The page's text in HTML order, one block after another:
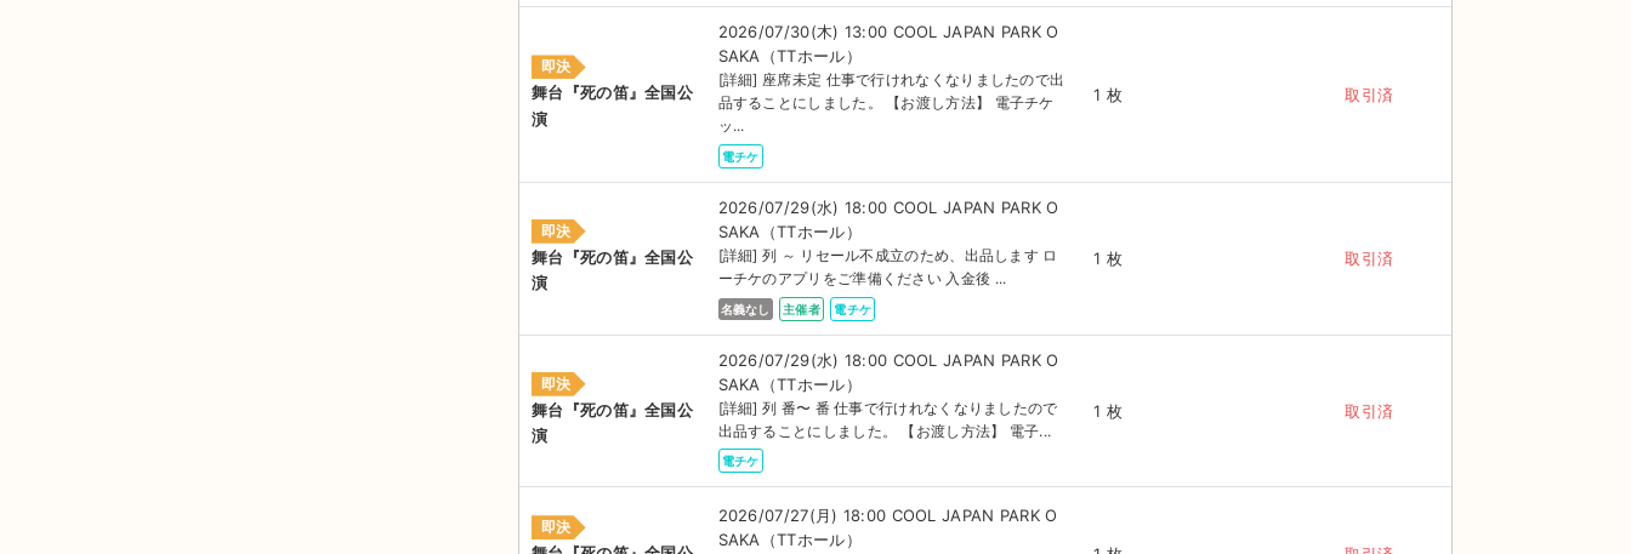
即決
舞台『死の笛』全国公
演
2026/07/30(木) 13:00 COOL JAPAN PARK O
SAKA（TTホール）
[詳細] 座席未定 仕事で行けれなくなりましたので出
品することにしました。 【お渡し方法】 電子チケ
ッ...
電チケ
1 枚 取引済
即決
舞台『死の笛』全国公
演
2026/07/29(水) 18:00 COOL JAPAN PARK O
SAKA（TTホール）
[詳細] 列 ～ リセール不成立のため、出品します ロ
ーチケのアプリをご準備ください 入金後 ...
名義なし 主催者 電チケ
1 枚 取引済
即決
舞台『死の笛』全国公
演
2026/07/29(水) 18:00 COOL JAPAN PARK O
SAKA（TTホール）
[詳細] 列 番〜 番 仕事で行けれなくなりましたので
出品することにしました。 【お渡し方法】 電子...
電チケ
1 枚 取引済
即決
2026/07/27(月) 18:00 COOL JAPAN PARK O
SAKA（TTホール）